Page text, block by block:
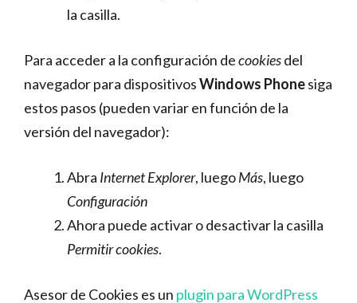
la casilla.
Para acceder a la configuración decookiesdel
navegador para dispositivosWindows Phonesiga
estos pasos (pueden variar en función de la
versión del navegador):
Abra Internet Explorer, luegoMás, luego
Configuración
Ahora puede activar o desactivar la casilla
Permitir cookies.
Asesor de Cookies es un plugin para WordPress